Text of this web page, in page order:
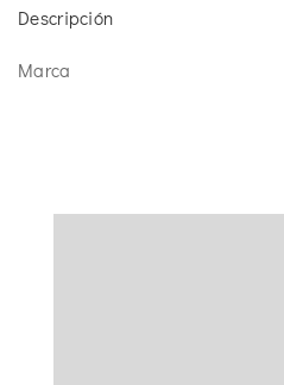
Descripción
Marca